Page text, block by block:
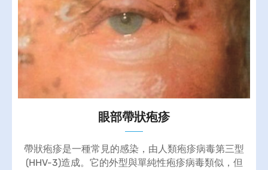
眼部帶狀疱疹
帶狀疱疹是一種常見的感染，由人類疱疹病毒第三型
(HHV-3)造成。它的外型與單純性疱疹病毒類似，但